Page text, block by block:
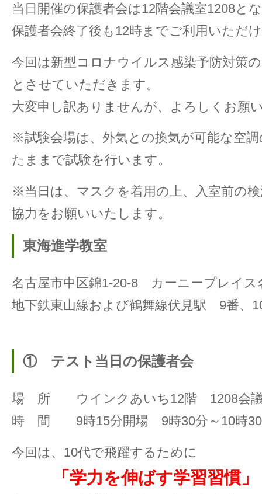
当日開催の保護者会は12階会議室1208と
保護者会終了後も12時までご利用いただ
今回は新型コロナウイルス感染予防対策
とさせていただきます。
大変申し訳ありませんが、よろしくお願
※試験会場は、外気との換気が可能な空
たままで試験を行います。
※当日は、マスクを着用の上、入室前の
協力をお願いいたします。
東海進学教室
名古屋市中区錦1-20-8 カーニープレイス
地下鉄東山線および鶴舞線伏見駅 9番、
① テスト当日の保護者会
場 所 ウインクあいち12階 1208会
時 間 9時15分開場 9時30分～10時
今回は、10代で飛躍するために
「学力を伸ばす学習習慣」